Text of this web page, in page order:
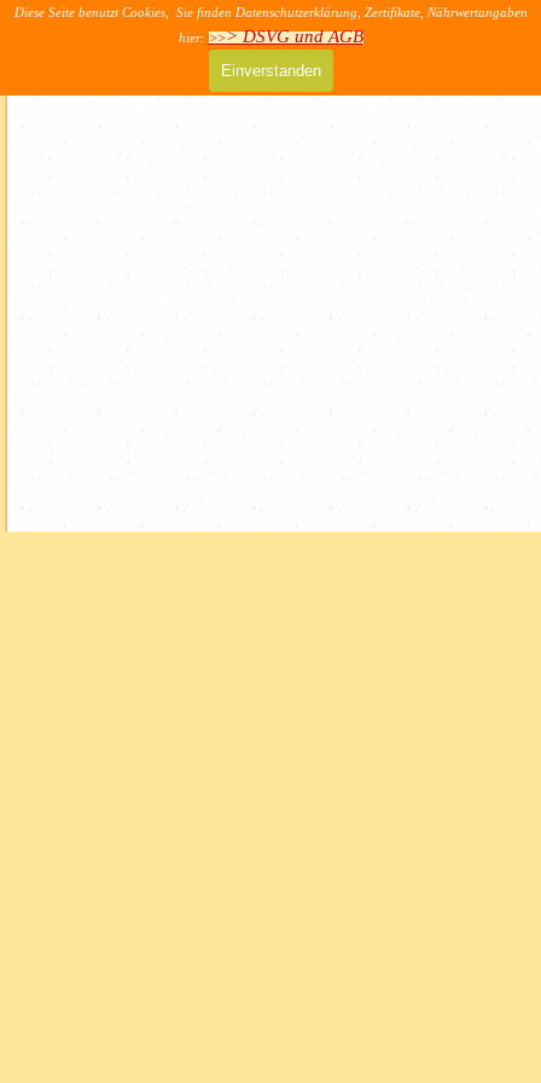
Diese Seite benutzt Cookies, Sie finden Datenschutzerklärung, Zertifikate, Nährwertangaben
hier: >>> DSVG und AGB
Einverstanden
Direkt zum Seiteninhalt
Menü überspringen
>> AGB & DSVG